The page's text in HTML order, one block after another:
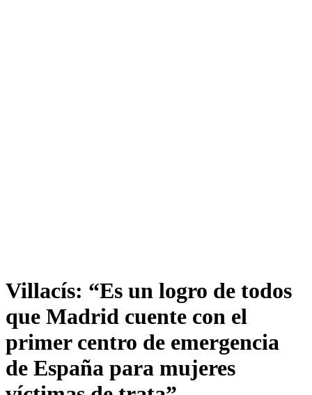
Villacís: “Es un logro de todos
que Madrid cuente con el
primer centro de emergencia
de España para mujeres